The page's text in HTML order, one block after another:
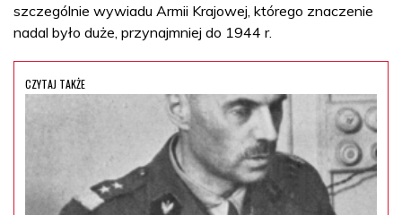
szczególnie wywiadu Armii Krajowej, którego znaczenie
nadal było duże, przynajmniej do 1944 r.
CZYTAJ TAKŻE